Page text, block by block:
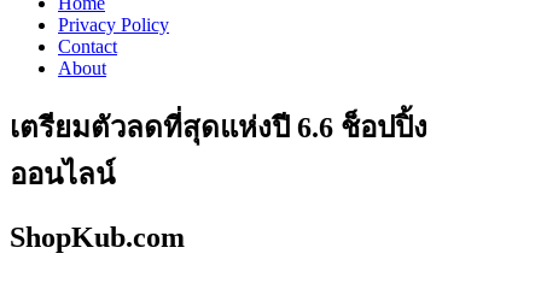
Privacy Policy
Contact
About
เตรียมตัวลดที่สุดแห่งปี 6.6 ช็อปปิ้ง
ออนไลน์
ShopKub.com